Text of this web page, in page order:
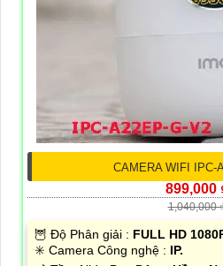
CAMERA WIFI IPC-
899,000
1,040,000
🦉 Độ Phân giải : FULL HD
✳️ Camera Công nghệ : IP.